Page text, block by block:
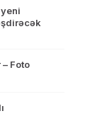
– Foto